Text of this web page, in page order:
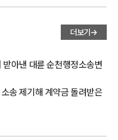
더보기
아낸 대륜 순천행정소송변
송 제기해 계약금 돌려받은